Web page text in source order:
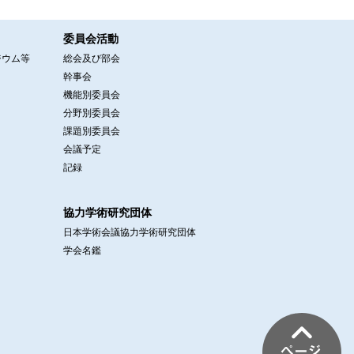
ム等
委員会活動
総会及び部会
幹事会
機能別委員会
分野別委員会
課題別委員会
会議予定
記録
協力学術研究団体
日本学術会議協力学術研究団体
学会名鑑